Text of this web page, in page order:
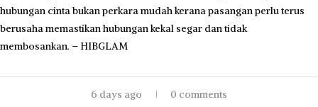
hubungan cinta bukan perkara mudah kerana pasangan perlu terus
berusaha memastikan hubungan kekal segar dan tidak
membosankan. – HIBGLAM
6 days ago 0 comments